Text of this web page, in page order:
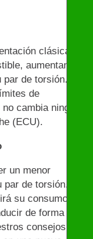
clásica
aumentando
de torsión.
de
cambia ningún
(ECU).
un menor
de torsión. Si
su consumo.
de forma
consejos